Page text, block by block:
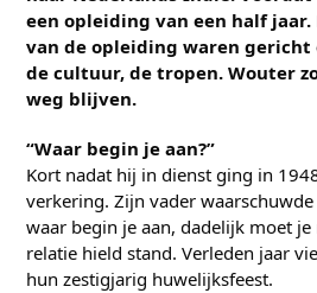
een opleiding van een half jaar.
van de opleiding waren gericht
de cultuur, de tropen. Wouter
weg blijven.
“Waar begin je aan?”
Kort nadat hij in dienst ging in
verkering. Zijn vader
waar begin je aan, dadelijk moet je
relatie hield stand. Verleden jaar
hun zestigjarig huwelijksfeest.